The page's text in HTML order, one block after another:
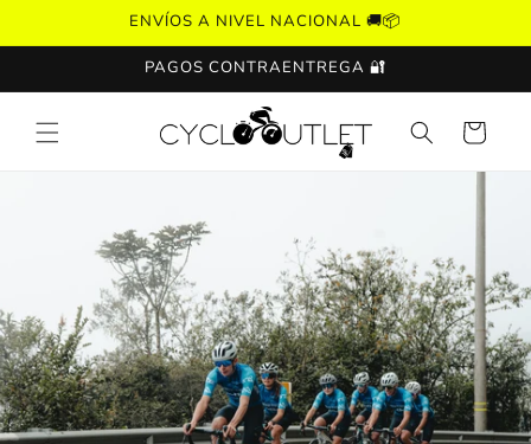
al contenido
ENVÍOS A NIVEL NACIONAL 🚚📦
PAGOS CONTRAENTREGA 🔐
Carrito